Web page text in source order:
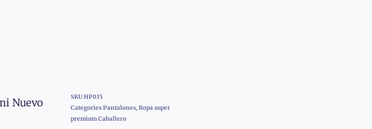
Nuevo SKU HP015
Categories Pantalones, Ropa super
premium Caballero